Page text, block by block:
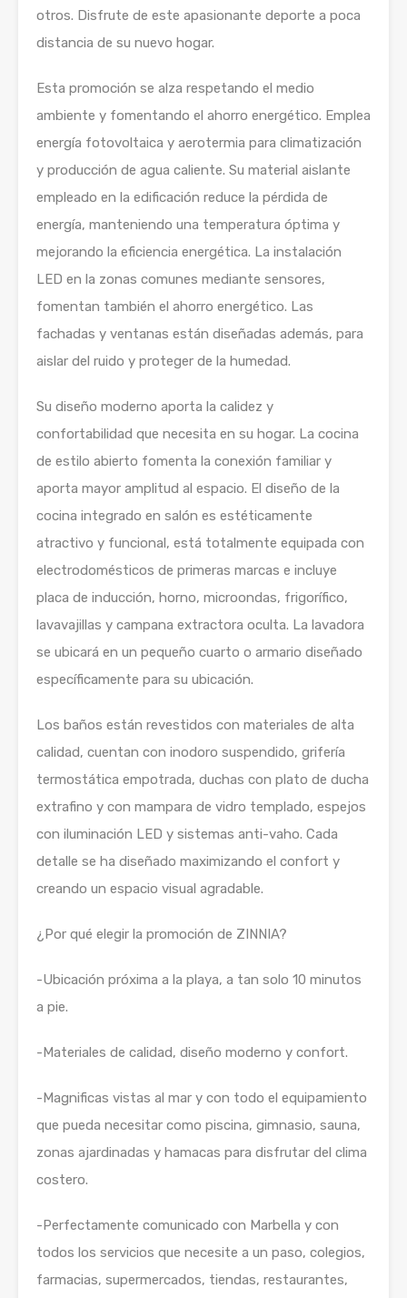
otros. Disfrute de este apasionante deporte a poca
distancia de su nuevo hogar.
Esta promoción se alza respetando el medio
ambiente y fomentando el ahorro energético. Emplea
energía fotovoltaica y aerotermia para climatización
y producción de agua caliente. Su material aislante
empleado en la edificación reduce la pérdida de
energía, manteniendo una temperatura óptima y
mejorando la eficiencia energética. La instalación
LED en la zonas comunes mediante sensores,
fomentan también el ahorro energético. Las
fachadas y ventanas están diseñadas además, para
aislar del ruido y proteger de la humedad.
Su diseño moderno aporta la calidez y
confortabilidad que necesita en su hogar. La cocina
de estilo abierto fomenta la conexión familiar y
aporta mayor amplitud al espacio. El diseño de la
cocina integrado en salón es estéticamente
atractivo y funcional, está totalmente equipada con
electrodomésticos de primeras marcas e incluye
placa de inducción, horno, microondas, frigorífico,
lavavajillas y campana extractora oculta. La lavadora
se ubicará en un pequeño cuarto o armario diseñado
específicamente para su ubicación.
Los baños están revestidos con materiales de alta
calidad, cuentan con inodoro suspendido, grifería
termostática empotrada, duchas con plato de ducha
extrafino y con mampara de vidro templado, espejos
con iluminación LED y sistemas anti-vaho. Cada
detalle se ha diseñado maximizando el confort y
creando un espacio visual agradable.
¿Por qué elegir la promoción de ZINNIA?
-Ubicación próxima a la playa, a tan solo 10 minutos
a pie.
-Materiales de calidad, diseño moderno y confort.
-Magnificas vistas al mar y con todo el equipamiento
que pueda necesitar como piscina, gimnasio, sauna,
zonas ajardinadas y hamacas para disfrutar del clima
costero.
-Perfectamente comunicado con Marbella y con
todos los servicios que necesite a un paso, colegios,
farmacias, supermercados, tiendas, restaurantes,